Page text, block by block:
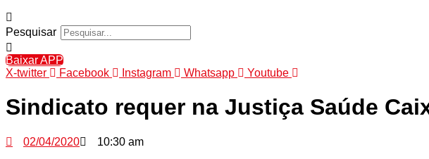
Pesquisar
Baixar APP
X-twitter
Facebook Instagram Whatsapp Youtube
Sindicato requer na Justiça Saúde
02/04/2020 10:30 am